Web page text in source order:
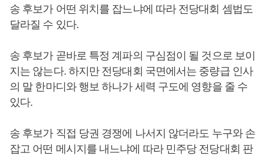
송 후보가 어떤 위치를 잡느냐에 따라 전당대회 셈법도
달라질 수 있다.
송 후보가 곧바로 특정 계파의 구심점이 될 것으로 보이
지는 않는다. 하지만 전당대회 국면에서는 중량급 인사
의 말 한마디와 행보 하나가 세력 구도에 영향을 줄 수
있다.
송 후보가 직접 당권 경쟁에 나서지 않더라도 누구와 손
잡고 어떤 메시지를 내느냐에 따라 민주당 전당대회 판